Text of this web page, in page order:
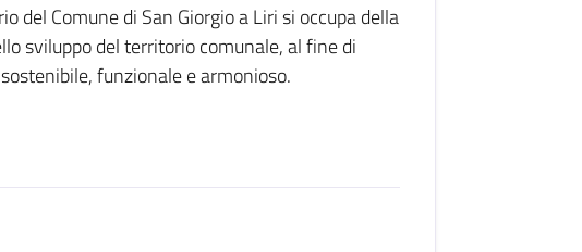
del Comune di San Giorgio a Liri si occupa della
sviluppo del territorio comunale, al fine di
funzionale e armonioso.